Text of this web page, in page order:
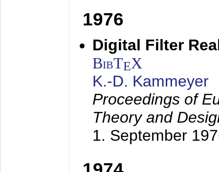
1976
Digital Filter
BibTEX
K.-D. Kammeyer
Proceedings of
Theory and
1. September